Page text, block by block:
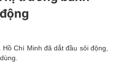
Chí Minh đã dắt đầu sôi động,